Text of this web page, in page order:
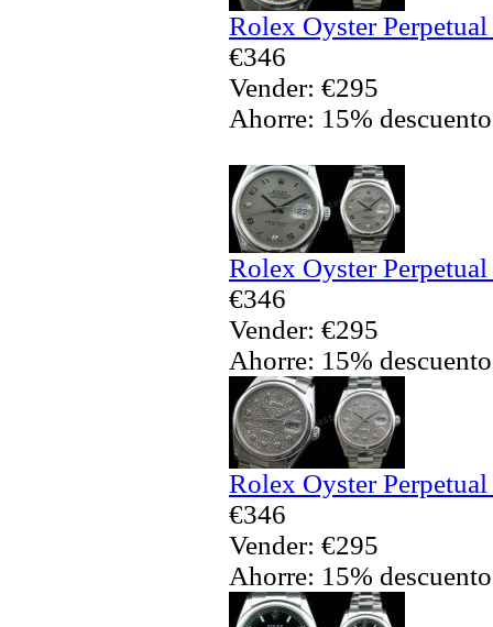
Rolex Oyster
€346
Vender: €295
Ahorre: 15% descuento
Rolex Oyster
€346
Vender: €295
Ahorre: 15% descuento
Rolex Oyster
€346
Vender: €295
Ahorre: 15% descuento